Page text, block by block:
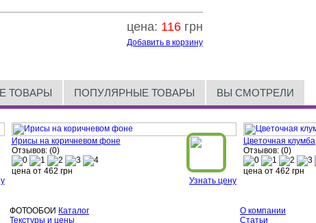
цена: 116 грн
Добавить в корзину
ТОВАРЫ ПОПУЛЯРНЫЕ ТОВАРЫ ВЫ СМОТРЕЛИ
Ирисы на коричневом фоне
Отзывов: (0)
цена от 462 грн
Узнать цену
Цветочная клумба
Отзывов: (0)
цена от 462 грн
ФОТООБОИ Каталог
Текстуры и цены
О компании
Статьи